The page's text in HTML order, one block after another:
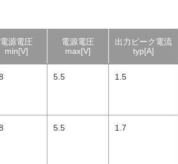
電源電圧
min[V]
電源電圧
max[V]
出力ピーク電流
typ[A]
5.5 1.5
5.5 1.7